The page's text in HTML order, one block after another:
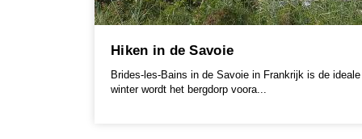
Hiken in de Savoie
Brides-les-Bains in de Savoie in Frankrijk is de
winter wordt het bergdorp voora...